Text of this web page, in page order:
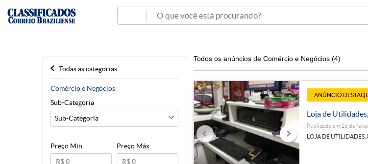
Todas as categorias
Comércio e Negócios
Sub-Categoria
Preço Min. Preço Máx.
Todos os anúncios de Comércio e Negócios (4)
ANÚNCIO
Loja de
Publicado em 16 de
LOJA DE